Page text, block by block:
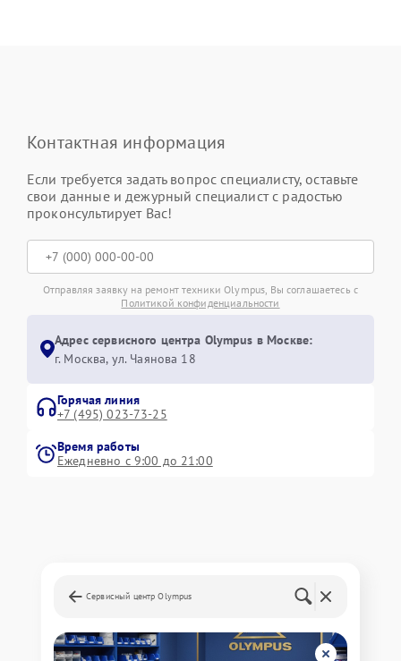
Контактная информация
Если требуется задать вопрос специалисту, оставьте
свои данные и дежурный специалист с радостью
проконсультирует Вас!
Отправляя заявку на ремонт техники Olympus, Вы соглашаетесь с
Политикой конфиденциальности
Адрес сервисного центра Olympus в Москве:
г. Москва, ул. Чаянова 18
Горячая линия
+7 (495) 023-73-25
Время работы
Ежедневно с 9:00 до 21:00
Сервисный центр Olympus